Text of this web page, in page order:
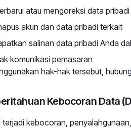
atau mengoreksi data
akun dan data pribadi terkait
salinan data pribadi Anda
komunikasi pemasaran
hak-hak tersebut,
Kebocoran Data
terjadi kebocoran,